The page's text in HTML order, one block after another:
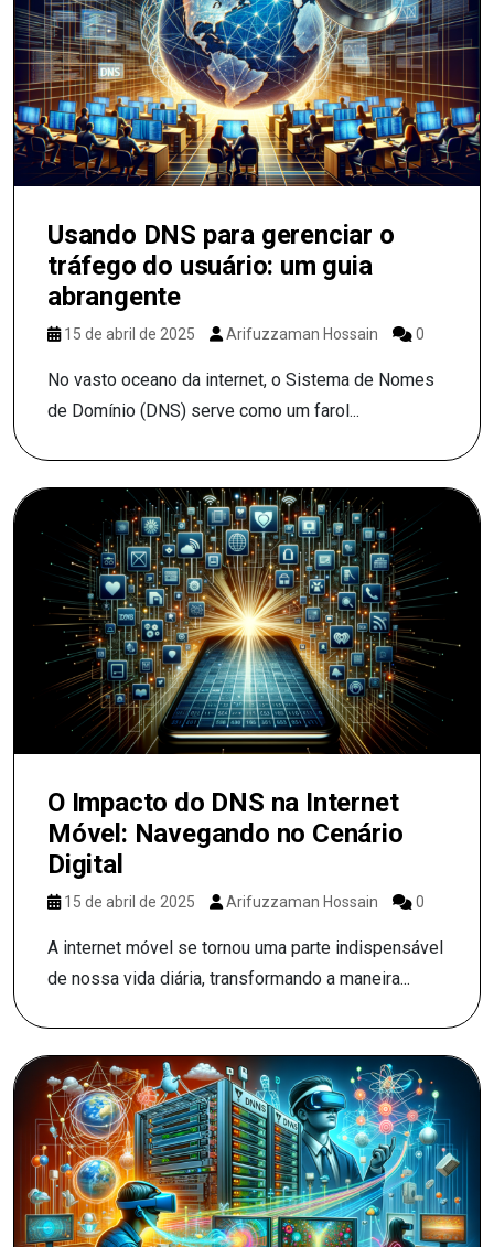
Usando DNS para gerenciar o
tráfego do usuário: um guia
abrangente
15 de abril de 2025 Arifuzzaman Hossain 0
No vasto oceano da internet, o Sistema de Nomes
de Domínio (DNS) serve como um farol...
O Impacto do DNS na Internet
Móvel: Navegando no Cenário
Digital
15 de abril de 2025 Arifuzzaman Hossain 0
A internet móvel se tornou uma parte indispensável
de nossa vida diária, transformando a maneira...